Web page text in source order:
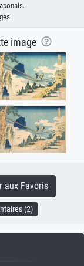
image
aux Favoris
(2)